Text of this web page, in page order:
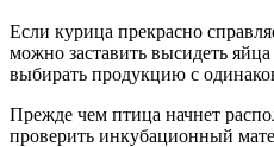
Если курица прекрасно
можно заставить высидеть
выбирать продукцию с
Прежде чем птица начнет
проверить инкубационный